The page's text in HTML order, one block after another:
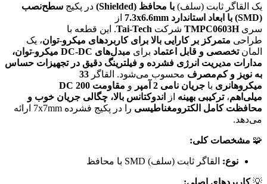
یک القاگر ثابت (سلف) با محافظ (Shielded) در پکیج سطح‌نصب
(SMD) با ابعاد استاندارد 7.3x6.6mm
از
سریTMPC0603H شرکت Tai-Tech. این قطعه با
طراحی متمرکز بر کارایی بالا برای کاربردهای میکرو-توان، یک
المانتخصصی و قابل اعتماد برای
مبدل‌های DC-DC میکرو-توان،
مدارات مدیریت انرژی فشرده و فیلترینگ دقیق در تجهیزات حساس
به نویز و کم‌مصرف محسوب می‌شود. القاگر 33
میکروهانری با جریان نامی 2 آمپر و
مقاومت DC 200
میلی‌اهم،ترکیبی بهینه از
اندوکتانس بالا، چگالی جریان خوب و
محافظت کامل الکترومغناطیسی
را در پکیج فشرده 7x7mm ارائه
می‌دهد.
🧩 مشخصات کلی:
نوع: القاگر ثابت (سلف) SMD با محافظ
💡کاربردهای اصلی: